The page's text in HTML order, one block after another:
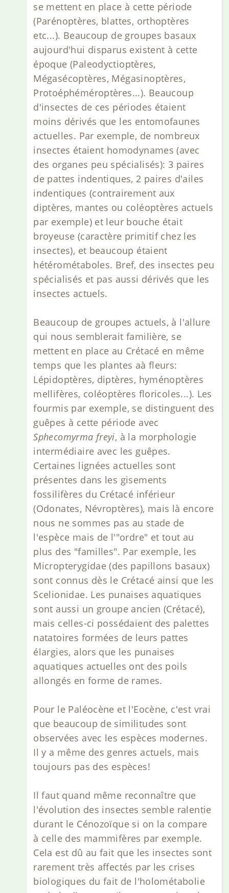
se mettent en place à cette période
(Parénoptères, blattes, orthoptères
etc...). Beaucoup de groupes basaux
aujourd'hui disparus existent à cette
époque (Paleodyctioptères,
Mégasécoptères, Mégasinoptères,
Protoéphéméroptères...). Beaucoup
d'insectes de ces périodes étaient
moins dérivés que les entomofaunes
actuelles. Par exemple, de nombreux
insectes étaient homodynames (avec
des organes peu spécialisés): 3 paires
de pattes indentiques, 2 paires d'ailes
indentiques (contrairement aux
diptères, mantes ou coléoptères actuels
par exemple) et leur bouche était
broyeuse (caractère primitif chez les
insectes), et beaucoup étaient
hétérométaboles. Bref, des insectes peu
spécialisés et pas aussi dérivés que les
insectes actuels.
Beaucoup de groupes actuels, à l'allure
qui nous semblerait familière, se
mettent en place au Crétacé en même
temps que les plantes aà fleurs:
Lépidoptères, diptères, hyménoptères
mellifères, coléoptères floricoles...). Les
fourmis par exemple, se distinguent des
guêpes à cette période avec
Sphecomyrma freyi, à la morphologie
intermédiaire avec les guêpes.
Certaines lignées actuelles sont
présentes dans les gisements
fossilifères du Crétacé inférieur
(Odonates, Névroptères), mais là encore
nous ne sommes pas au stade de
l'espèce mais de l'"ordre" et tout au
plus des "familles". Par exemple, les
Micropterygidae (des papillons basaux)
sont connus dès le Crétacé ainsi que les
Scelionidae. Les punaises aquatiques
sont aussi un groupe ancien (Crétacé),
mais celles-ci possédaient des palettes
natatoires formées de leurs pattes
élargies, alors que les punaises
aquatiques actuelles ont des poils
allongés en forme de rames.
Pour le Paléocène et l'Eocène, c'est vrai
que beaucoup de similitudes sont
observées avec les espèces modernes.
Il y a même des genres actuels, mais
toujours pas des espèces!
Il faut quand même reconnaître que
l'évolution des insectes semble ralentie
durant le Cénozoïque si on la compare
à celle des mammifères par exemple.
Cela est dû au fait que les insectes sont
rarement très affectés par les crises
biologiques du fait de l'holométabolie